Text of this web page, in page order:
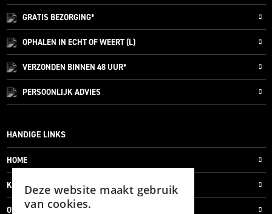
GRATISBEZORGING*
OPHALEN IN ECHT OF WEERT (L)
VERZONDEN BINNEN 48 UUR*
PERSOONLIJKADVIES
HANDIGE LINKS
HOME
KLANTENSERVICE
OVER ONS
Deze website maakt gebruik
van cookies.